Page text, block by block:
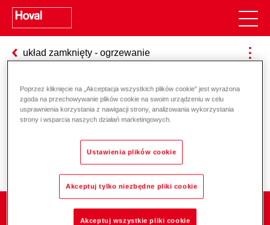
układ zamknięty - ogrzewanie
Odpowiedzialność za energię i
Poprzez kliknięcie na „Akceptacja wszystkich plików cookie” jest wyrażona
zgoda na przechowywanie plików cookie na swoim urządzeniu w celu
usprawnienia korzystania z nawigacji strony, analizowania wykorzystania
strony i wsparcia naszych działań marketingowych.
Ustawienia plików cookie
Akceptuj tylko niezbędne pliki cookie
Akceptuj wszystkie pliki cookie